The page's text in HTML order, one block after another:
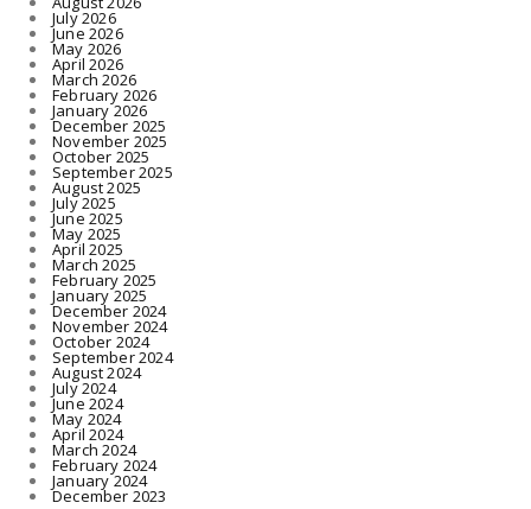
July 2026
June 2026
May 2026
April 2026
March 2026
February 2026
January 2026
December 2025
November 2025
October 2025
September 2025
August 2025
July 2025
June 2025
May 2025
April 2025
March 2025
February 2025
January 2025
December 2024
November 2024
October 2024
September 2024
August 2024
July 2024
June 2024
May 2024
April 2024
March 2024
February 2024
January 2024
December 2023